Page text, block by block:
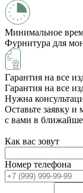
Минимальное
Фурнитура для
Гарантия на все
Гарантия на все
Нужна
Оставьте заявку и
с вами в
Как вас зовут
Номер телефона